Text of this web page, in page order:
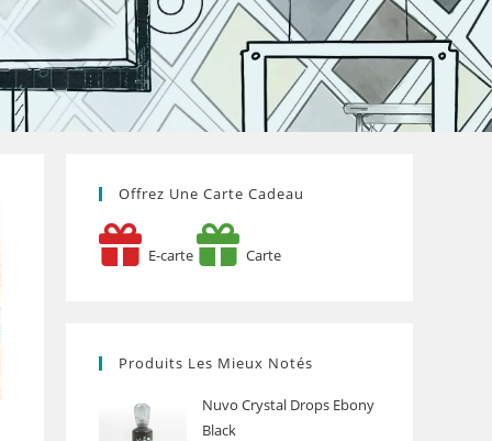
Offrez Une Carte Cadeau
E-carte Carte
Produits Les Mieux Notés
Nuvo Crystal Drops Ebony
Black